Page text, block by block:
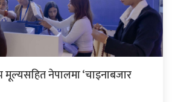
नेपालमा ‘चाइनाबजार